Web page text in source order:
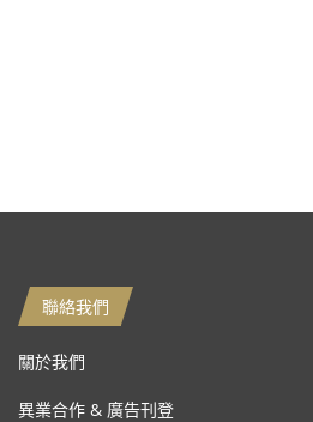
聯絡我們
關於我們
異業合作 & 廣告刊登